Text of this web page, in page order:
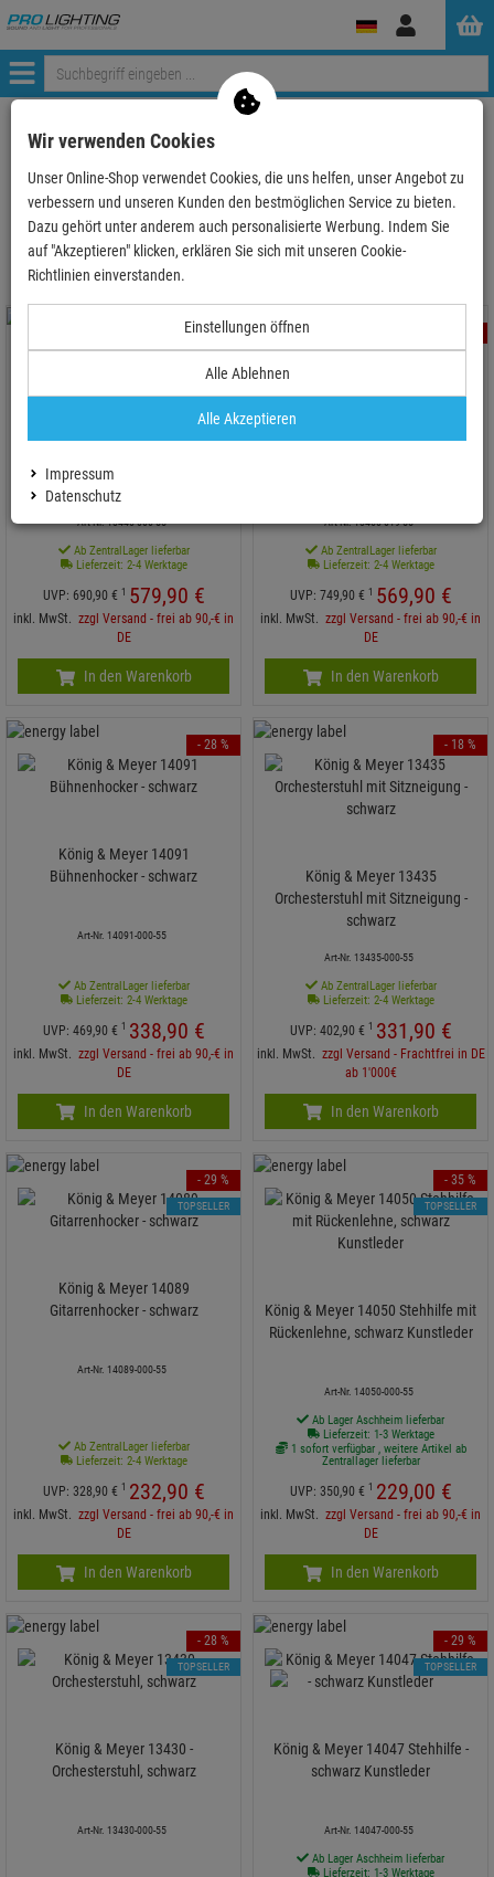
Anmelden
Menü
ProLighting Tontechnik
Stühle für Orchester
König & Meyer 13440 -
Art-Nr. 13440-000-55
Ab ZentralLager lieferbar
Lieferzeit: 2-4 Werktage
UVP: 690,90 € 1 579,90 €
inkl. MwSt. zzgl Versand - frei ab 90,-€ in
DE
- 16 %
In den Warenkorb
König & Meyer 13460 - Bass-Stuhl,
Art-Nr. 13460-019-55
Ab ZentralLager lieferbar
Lieferzeit: 2-4 Werktage
UVP: 749,90 € 1 569,90 €
inkl. MwSt. zzgl Versand - frei ab 90,-€ in
DE
In den Warenkorb
König & Meyer 14091
Bühnenhocker - schwarz
Art-Nr. 14091-000-55
Ab ZentralLager lieferbar
Lieferzeit: 2-4 Werktage
UVP: 469, 90 € 1 338,90 €
inkl. MwSt. zzgl Versand - frei ab 90,-€ in
DE
- 28 %
In den Warenkorb
König & Meyer 13435
Orchesterstuhl mit Sitzneigung -
schwarz
Art-Nr. 13435-000-55
Ab ZentralLager lieferbar
Lieferzeit: 2-4 Werktage
UVP: 402, 90 € 1 331,90 €
inkl. MwSt. zzgl Versand - Frachtfrei in DE
ab 1'000€
- 18 %
In den Warenkorb
König & Meyer 14089
Gitarrenhocker - schwarz
Art-Nr. 14089-000-55
Ab ZentralLager lieferbar
Lieferzeit: 2-4 Werktage
UVP: 328,90 € 1 232,90 €
inkl. MwSt. zzgl Versand - frei ab 90,-€ in
DE
- 29 %
TOPSELLER
In den Warenkorb
König & Meyer 14050 Stehhilfe mit
Rückenlehne, schwarz Kunstleder
Art-Nr. 14050-000-55
Ab Lager Aschheim lieferbar
Lieferzeit: 1-3 Werktage
1 sofort verfügbar , weitere Artikel ab
Zentrallager lieferbar
UVP: 350,90 € 1 229,00 €
inkl. MwSt. zzgl Versand - frei ab 90,-€ in
DE
- 35 %
TOPSELLER
In den Warenkorb
König & Meyer 13430 -
Orchesterstuhl, schwarz
Art-Nr. 13430-000-55
- 28 %
TOPSELLER
König & Meyer 14047 Stehhilfe -
schwarz Kunstleder
Art-Nr. 14047-000-55
Ab Lager Aschheim lieferbar
Lieferzeit: 1-3 Werktage
- 29 %
TOPSELLER
Wir verwenden Cookies
Unser Online-Shop verwendet Cookies, die uns helfen, unser Angebot zu
verbessern und unseren Kunden den bestmöglichen Service zu bieten.
Dazu gehört unter anderem auch personalisierte Werbung. Indem Sie
auf "Akzeptieren" klicken, erklären Sie sich mit unseren Cookie-
Richtlinien einverstanden.
Einstellungen öffnen
Alle Ablehnen
Alle Akzeptieren
Impressum
Datenschutz